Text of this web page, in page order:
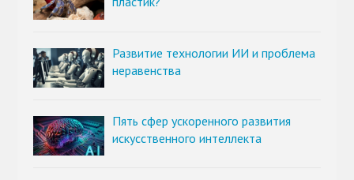
Развитие технологии ИИ и проблема
неравенства
Пять сфер ускоренного развития
искусственного интеллекта